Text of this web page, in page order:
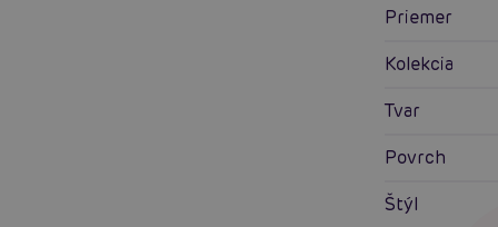
Priemer
Kolekcia
Tvar
Povrch
Štýl